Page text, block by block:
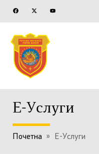
Е-Услуги
Почетна » Е-Услуги